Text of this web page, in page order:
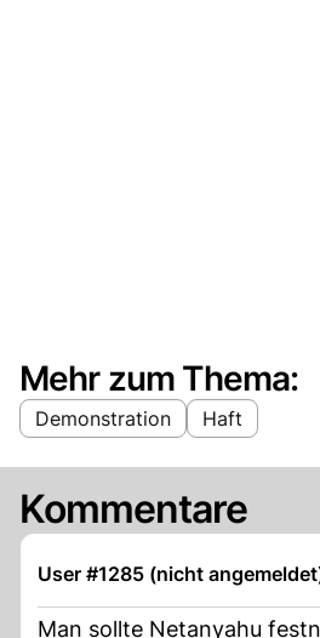
Mehr zum Thema:
Demonstration Haft
Kommentare
User #1285 (nicht
Man sollte Netanyahu